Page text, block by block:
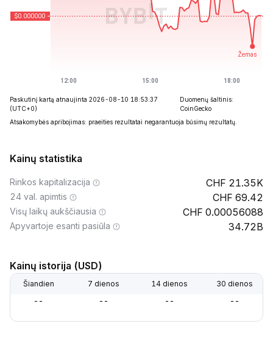
Paskutinį kartą atnaujinta 2026-08-10 18:53:37
(UTC+0)
Duomenų šaltinis:
CoinGecko
Atsakomybės apribojimas: praeities rezultatai negarantuoja būsimų rezultatų.
Kainų statistika
Rinkos kapitalizacija 21.35K
24 val. apimtis 69.42
Visų laikų aukščiausia 0.00056088
Apyvartoje esanti pasiūla 34.72B
Kainų istorija (USD)
Šiandien 7 dienos 14 dienos 30 dienos
-- -- -- --